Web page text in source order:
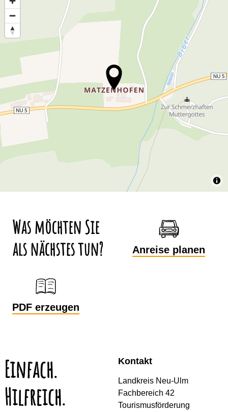
Was möchten Sie
als nächstes tun?
Anreise planen
PDF erzeugen
Einfach.
Hilfreich.
Kontakt
Landkreis Neu-Ulm
Fachbereich 42
Tourismusförderung